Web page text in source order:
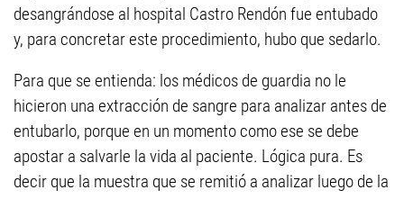
desangrándose al hospital Castro Rendón fue entubado
y, para concretar este procedimiento, hubo que sedarlo.
Para que se entienda: los médicos de guardia no le
hicieron una extracción de sangre para analizar antes de
entubarlo, porque en un momento como ese se debe
apostar a salvarle la vida al paciente. Lógica pura. Es
decir que la muestra que se remitió a analizar luego de la